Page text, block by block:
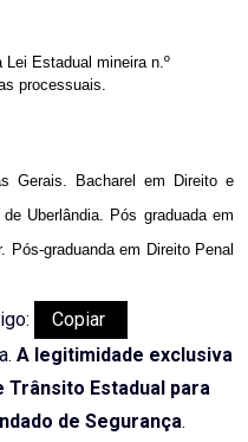
Estadual mineira n.º
processuais.
Gerais. Bacharel em Direito e
Uberlândia. Pós graduada em
Pós-graduanda em Direito Penal
Copiar
A legitimidade exclusiva
Trânsito Estadual para
de Segurança.